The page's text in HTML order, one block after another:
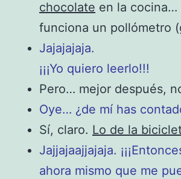
chocolate en la cocina…
funciona un pollómetro
Jajajajaja.
¡¡¡Yo quiero leerlo!!!
Pero… mejor después,
Oye… ¿de mí has
Sí, claro. Lo de la
Jajjajaajjajaja.
ahora mismo que me